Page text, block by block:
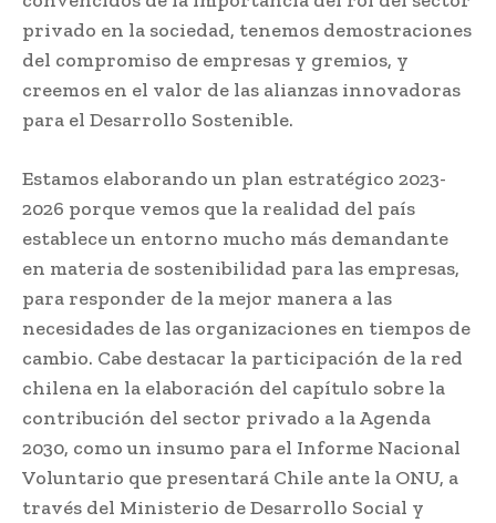
privado en la sociedad, tenemos demostraciones
del compromiso de empresas y gremios, y
creemos en el valor de las alianzas innovadoras
para el Desarrollo Sostenible.
Estamos elaborando un plan estratégico 2023-
2026 porque vemos que la realidad del país
establece un entorno mucho más demandante
en materia de sostenibilidad para las empresas,
para responder de la mejor manera a las
necesidades de las organizaciones en tiempos de
cambio. Cabe destacar la participación de la red
chilena en la elaboración del capítulo sobre la
contribución del sector privado a la Agenda
2030, como un insumo para el Informe Nacional
Voluntario que presentará Chile ante la ONU, a
través del Ministerio de Desarrollo Social y